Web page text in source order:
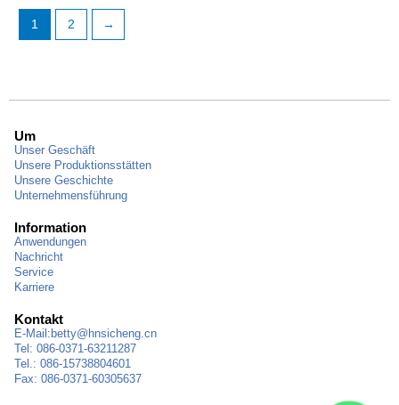
1 2 →
Um
Unser Geschäft
Unsere Produktionsstätten
Unsere Geschichte
Unternehmensführung
Information
Anwendungen
Nachricht
Service
Karriere
Kontakt
E-Mail: betty@hnsicheng.cn
Tel: 086-0371-63211287
Tel.: 086-15738804601
Fax: 086-0371-60305637